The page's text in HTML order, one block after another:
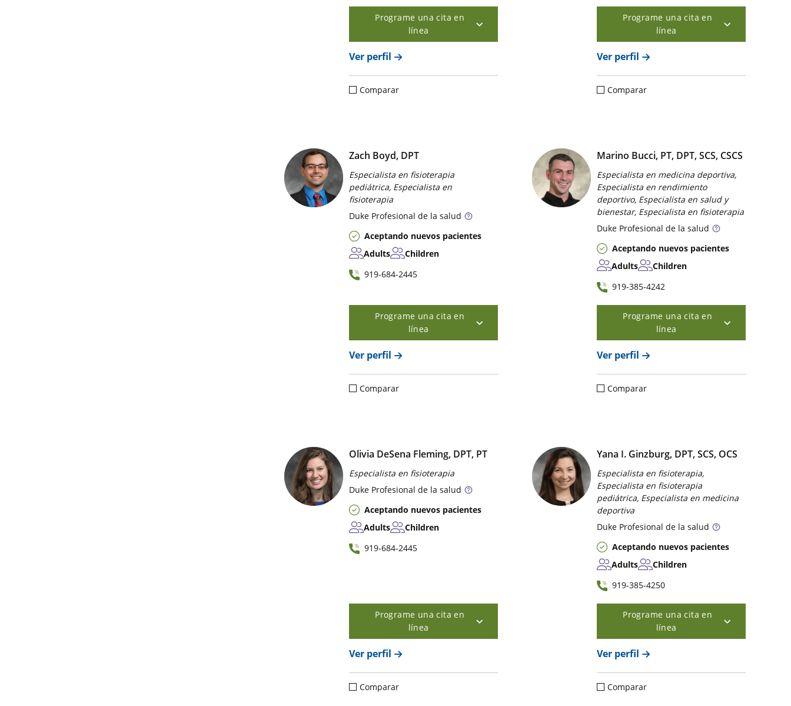
Programe una cita en
línea
Ver perfil
Comparar
Programe una cita en
línea
Ver perfil
Comparar
Zach Boyd, DPT
Especialista en fisioterapia
pediátrica, Especialista en
fisioterapia
Duke Profesional de la salud
Aceptando nuevos pacientes
Adults
Children
919-684-2445
Programe una cita en
línea
Ver perfil
Comparar
Marino Bucci, PT, DPT, SCS, CSCS
Especialista en medicina deportiva,
Especialista en rendimiento
deportivo, Especialista en salud y
bienestar, Especialista en fisioterapia
Duke Profesional de la salud
Aceptando nuevos pacientes
Adults
Children
919-385-4242
Programe una cita en
línea
Ver perfil
Comparar
Olivia DeSena Fleming, DPT, PT
Especialista en fisioterapia
Duke Profesional de la salud
Aceptando nuevos pacientes
Adults
Children
919-684-2445
Programe una cita en
línea
Ver perfil
Comparar
Yana I. Ginzburg, DPT, SCS, OCS
Especialista en fisioterapia,
Especialista en fisioterapia
pediátrica, Especialista en medicina
deportiva
Duke Profesional de la salud
Aceptando nuevos pacientes
Adults
Children
919-385-4250
Programe una cita en
línea
Ver perfil
Comparar